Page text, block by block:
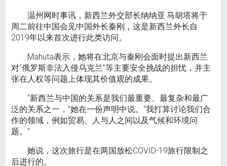
温州网时事讯，新西兰外交部长纳纳亚·马胡塔将于
周二前往中国会见中国外长秦刚，这是新西兰外长自
2019年以来首次进行此类访问。
Mahuta表示，她将在北京与秦刚会面时提出新西兰
对“俄罗斯非法入侵乌克兰”等主要安全挑战的担忧，并主
张在人权等问题上体现其价值观的成果。
“新西兰与中国的关系是我们最重要、最复杂和最广
泛的关系之一，”她在一份声明中说。“我打算讨论我们合
作的领域，例如贸易、人与人之间以及气候和环境问
题。”
她说，这次旅行是在两国放松COVID-19旅行限制之
后进行的。